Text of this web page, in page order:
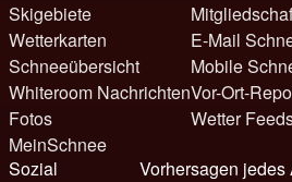
Skigebiete
Wetterkarten
Schneeübersicht
Whiteroom Nachrichten
Fotos
MeinSchnee
E-Mail
Mobile
Vor-Ort-
Wetter
Sozial
Vorhersagen